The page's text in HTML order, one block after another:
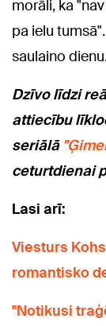
morāli, ka
pa ielu
saulaino
Dzīvo līdzi
attiecību
seriālā
ceturtdienai
Lasi arī:
Viesturs
romantisko
"Notikusi